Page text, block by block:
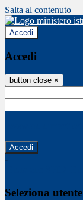
Salta al contenuto
Accedi
Accedi
button close ×
-
Seleziona utente